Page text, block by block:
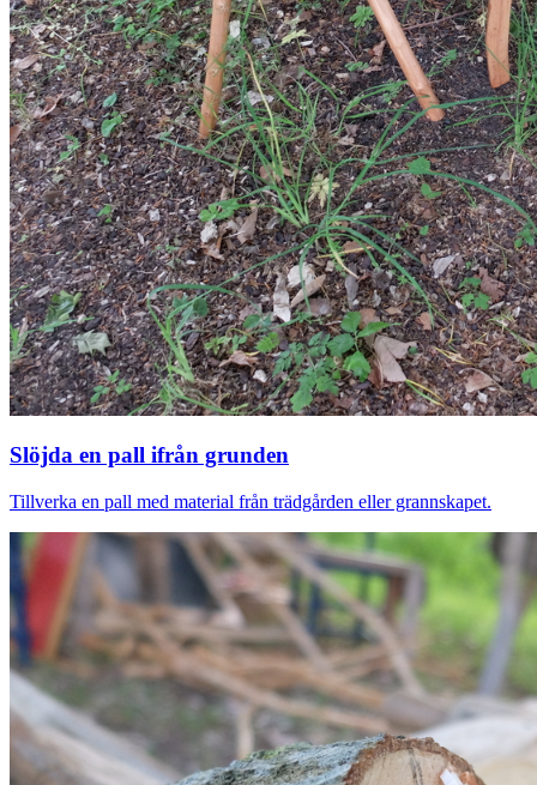
Slöjda en pall ifrån grunden
Tillverka en pall med material från trädgården eller grannskapet.